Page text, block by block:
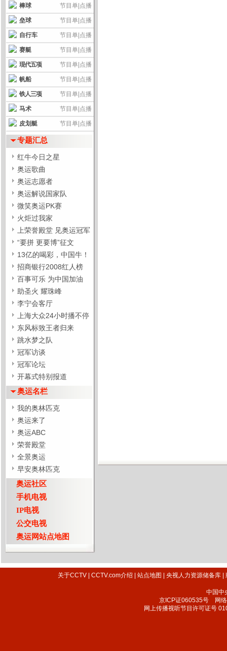
节目单 点播
棒球
节目单 点播
垒球
节目单 点播
自行车
节目单 点播
赛艇
节目单 点播
现代五项
节目单 点播
帆船
节目单 点播
铁人三项
节目单 点播
马术
节目单 点播
皮划艇
专题汇总
红牛今日之星
奥运歌曲
奥运志愿者
奥运解说国家队
微笑奥运PK赛
火炬过我家
上荣誉殿堂 见奥运冠军
“要拼 更要博”征文
13亿的喝彩，中国牛！
招商银行2008红人榜
百事可乐 为中国加油
助圣火 耀珠峰
李宁会客厅
上海大众24小时播不停
东风标致王者归来
跳水梦之队
冠军访谈
冠军论坛
开幕式特别报道
奥运名栏
我的奥林匹克
奥运来了
奥运ABC
荣誉殿堂
全景奥运
早安奥林匹克
奥运社区
手机电视
IP电视
公交电视
奥运网站点地图
关于CCTV |CCTV.com介绍 |站点地图 |央视人力资源储备库 |
中国中
京ICP证060535号 网络
网上传播视听节目许可证号